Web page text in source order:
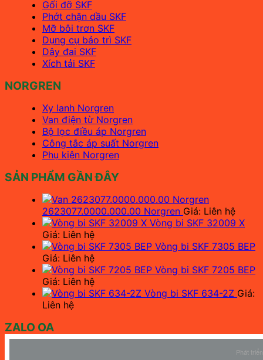
Gối đỡ SKF
Phớt chặn dầu SKF
Mỡ bôi trơn SKF
Dụng cụ bảo trì SKF
Dây đai SKF
Xích tải SKF
NORGREN
Xy lanh Norgren
Van điện từ Norgren
Bộ lọc điều áp Norgren
Công tắc áp suất Norgren
Phụ kiện Norgren
SẢN PHẨM GẦN ĐÂY
2623077.0000.000.00 Norgren Giá: Liên hệ
Vòng bi SKF 32009 X
Giá: Liên hệ
Vòng bi SKF 7305 BEP
Giá: Liên hệ
Vòng bi SKF 7205 BEP
Giá: Liên hệ
Vòng bi SKF 634-2Z Giá:
Liên hệ
ZALO OA